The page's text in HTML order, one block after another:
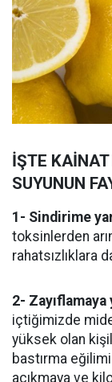
İŞTE
SUYUNUN
1- Sindirime
toksinlerden
rahatsızlıklara
2- Zayıflamaya
içtiğimizde
yüksek olan
bastırma
acıkmaya ve